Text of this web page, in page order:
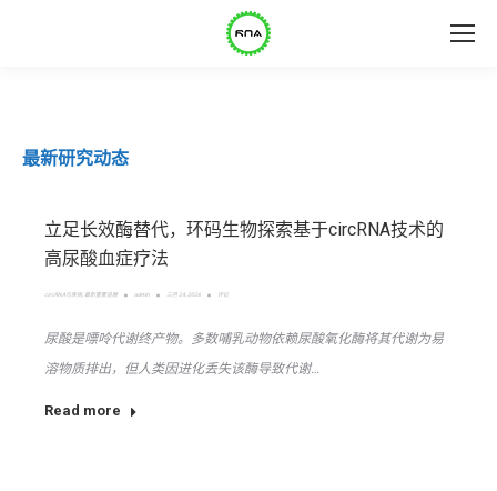
最新研究动态
立足长效酶替代，环码生物探索基于circRNA技术的
高尿酸血症疗法
circRNA与疾病 最新重要进展 admin 三月 24, 2026 评论
尿酸是嘌呤代谢终产物。多数哺乳动物依赖尿酸氧化酶将其代谢为易
溶物质排出，但人类因进化丢失该酶导致代谢…
Read more